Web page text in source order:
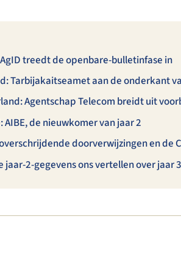
treedt de openbare-bulletinfase in
Tarbijakaitseamet aan de onderkant
Agentschap Telecom breidt uit
AIBE, de nieuwkomer van jaar 2
doorverwijzingen en de
jaar-2-gegevens ons vertellen over jaar 3